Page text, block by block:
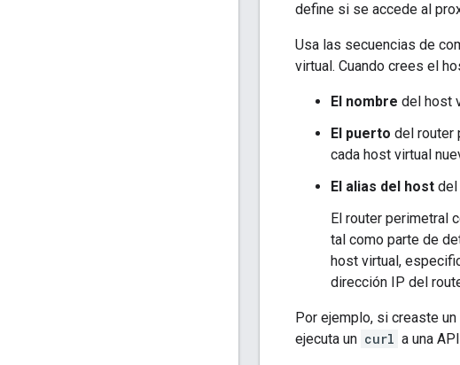
define si se accede al
Usa las secuencias de
virtual. Cuando crees el
El nombre del host
El puerto del router
cada host virtual
El alias del host del
El router perimetral
tal como parte de
host virtual,
dirección IP del
Por ejemplo, si creaste
ejecuta un curl a una